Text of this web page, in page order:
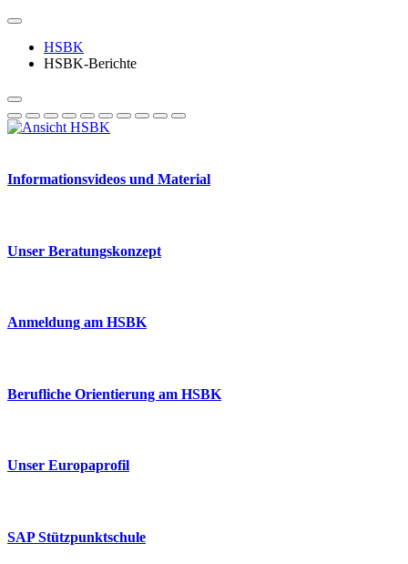
HSBK
HSBK-Berichte
Informationsvideos und Material
Unser Beratungskonzept
Anmeldung am HSBK
Berufliche Orientierung am HSBK
Unser Europaprofil
SAP Stützpunktschule